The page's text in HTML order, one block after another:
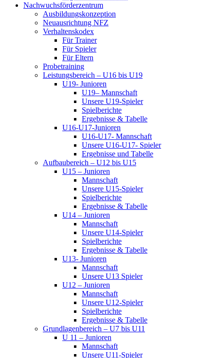
Nachwuchsförderzentrum
Ausbildungskonzeption
Neuausrichtung NFZ
Verhaltenskodex
Für Trainer
Für Spieler
Für Eltern
Probetraining
Leistungsbereich – U16 bis U19
U19- Junioren
U19– Mannschaft
Unsere U19-Spieler
Spielberichte
Ergebnisse & Tabelle
U16-U17-Junioren
U16-U17- Mannschaft
Unsere U16-U17- Spieler
Ergebnisse und Tabelle
Aufbaubereich – U12 bis U15
U15 – Junioren
Mannschaft
Unsere U15-Spieler
Spielberichte
Ergebnisse & Tabelle
U14 – Junioren
Mannschaft
Unsere U14-Spieler
Spielberichte
Ergebnisse & Tabelle
U13- Junioren
Mannschaft
Unsere U13 Spieler
U12 – Junioren
Mannschaft
Unsere U12-Spieler
Spielberichte
Ergebnisse & Tabelle
Grundlagenbereich – U7 bis U11
U 11 – Junioren
Mannschaft
Unsere U11-Spieler